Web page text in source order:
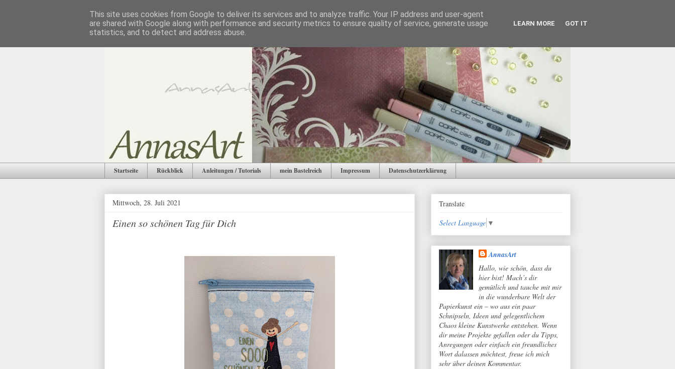
Startseite Rückblick Anleitungen / Tutorials mein Bastelreich Impressum Datenschutzerklärung
Mittwoch, 28. Juli 2021
Einen so schönen Tag für Dich
Translate
Select Language ▼
AnnasArt
Hallo, wie schön, dass du
hier bist! Mach’s dir
gemütlich und tauche mit mir
in die wunderbare Welt der
Papierkunst ein – wo aus ein paar
Schnipseln, Ideen und gelegentlichem
Chaos kleine Kunstwerke entstehen. Wenn
dir meine Projekte gefallen oder du Tipps,
Anregungen oder einfach ein freundliches
Wort dalassen möchtest, freue ich mich
sehr über deinen Kommentar.
This site uses cookies from Google to deliver its services and to analyze traffic. Your IP address and user-agent
are shared with Google along with performance and security metrics to ensure quality of service, generate usage
statistics, and to detect and address abuse.
LEARN MORE GOT IT